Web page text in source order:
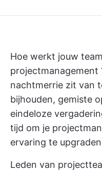
Hoe werkt jouw
projectmanagement
nachtmerrie zit van
bijhouden, gemiste
eindeloze
tijd om je
ervaring te
Leden van